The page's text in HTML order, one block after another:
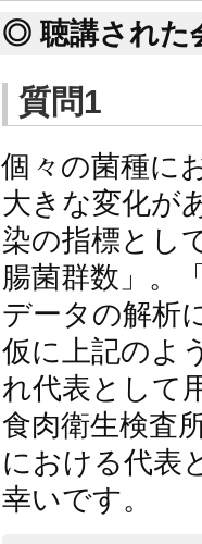
◎ 聴講された
質問1
個々の菌種に
大きな変化が
染の指標とし
腸菌群数」。
データの解析
仮に上記のよ
れ代表として
食肉衛生検査
における代表
幸いです。